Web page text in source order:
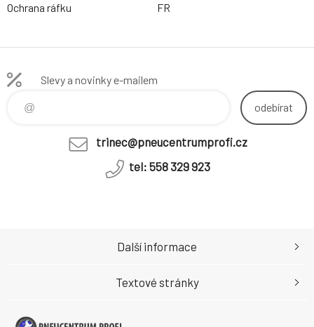
Ochrana ráfku
FR
Slevy a novinky e-mailem
odebírat
trinec@pneucentrumprofi.cz
tel: 558 329 923
Další informace
Textové stránky